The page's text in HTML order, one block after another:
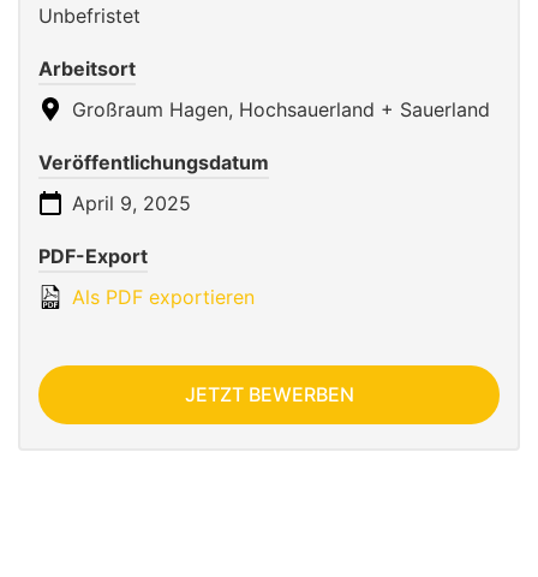
Unbefristet
Arbeitsort
Großraum Hagen, Hochsauerland + Sauerland
Veröffentlichungsdatum
April 9, 2025
PDF-Export
Als PDF exportieren
JETZT BEWERBEN